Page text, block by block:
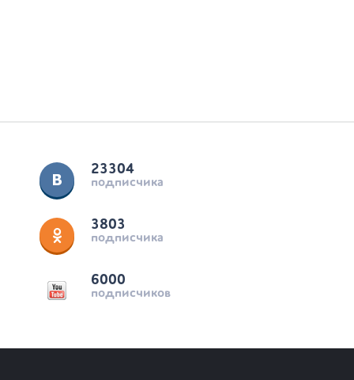
23304
подписчика
3803
подписчика
6000
подписчиков